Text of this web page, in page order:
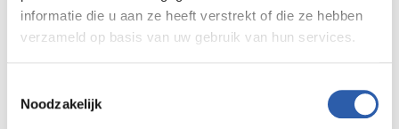
informatie die u aan ze heeft verstrekt of die ze hebben
verzameld op basis van uw gebruik van hun services.
Noodzakelijk